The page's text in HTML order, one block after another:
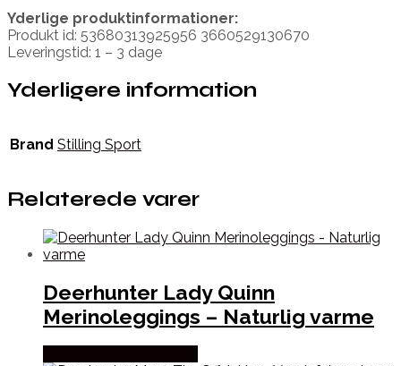
Yderlige produktinformationer:
Produkt id: 53680313925956 3660529130670
Leveringstid: 1 – 3 dage
Yderligere information
Brand Stilling Sport
Relaterede varer
Deerhunter Lady Quinn
Merinoleggings – Naturlig varme